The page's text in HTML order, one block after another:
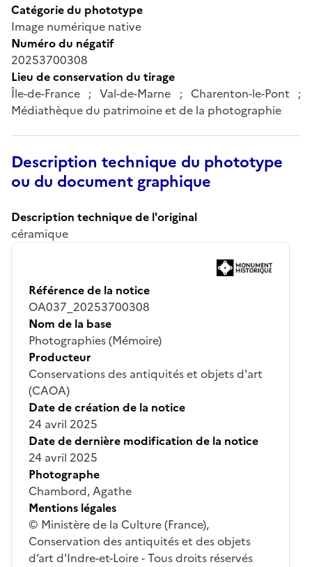
Catégorie du phototype
Image numérique native
Numéro du négatif
20253700308
Lieu de conservation du tirage
Île-de-France ; Val-de-Marne ; Charenton-le-Pont ;
Médiathèque du patrimoine et de la photographie
Description technique du phototype
ou du document graphique
Description technique de l'original
céramique
Référence de la notice
OA037_20253700308
Nom de la base
Photographies (Mémoire)
Producteur
Conservations des antiquités et objets d'art
(CAOA)
Date de création de la notice
24 avril 2025
Date de dernière modification de la notice
24 avril 2025
Photographe
Chambord, Agathe
Mentions légales
© Ministère de la Culture (France),
Conservation des antiquités et des objets
d’art d'Indre-et-Loire - Tous droits réservés